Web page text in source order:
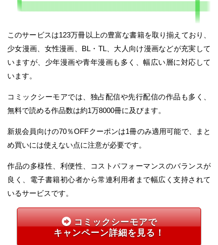
このサービスは123万冊以上の豊富な書籍を取り揃えており、
少女漫画、女性漫画、BL・TL、大人向け漫画などが充実して
いますが、少年漫画や青年漫画も多く、幅広い層に対応して
います。
コミックシーモアでは、独占配信や先行配信の作品も多く、
無料で読める作品数は約1万8000冊に及びます。
新規会員向けの70％OFFクーポンは1冊のみ適用可能で、まと
め買いには使えない点に注意が必要です。
作品の多様性、利便性、コストパフォーマンスのバランスが
良く、電子書籍初心者から常連利用者まで幅広く支持されて
いるサービスです。
コミックシーモアで
キャンペーン詳細を見る！